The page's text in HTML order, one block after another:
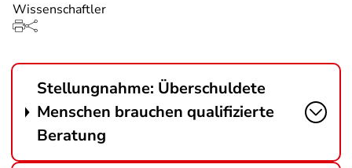
Wissenschaftler
Stellungnahme: Überschuldete
Menschen brauchen qualifizierte
Beratung